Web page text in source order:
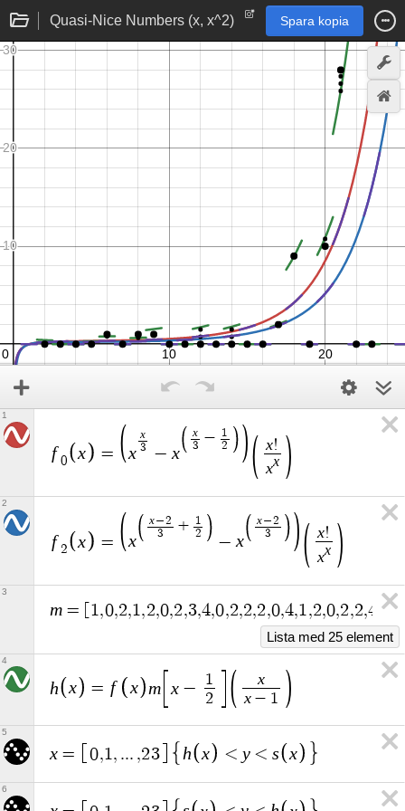
Quasi-Nice Numbers (x, x^2) Spara kopia
f 0 x = x
x
3 − x
x
3 −
1
2
x!
xx
1
f 2 x = x
x−2
3
+
1
2
− x
x−2
3
x!
xx
2
m = 1 ,0,2,1 ,2,0,2,3,4,0,2,2,2,0,4,1 ,2,0,2,2,4 ,0,2
Lista med 25 element
3
h x = f x m x −
1
2
x
x − 1
4
x = 0,1, ... ,23 h x < y < s x
5
6